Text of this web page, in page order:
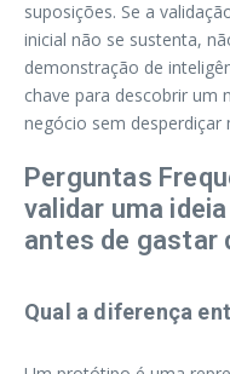
suposições. Se a
inicial não se sustenta,
demonstração de
chave para descobrir um
negócio sem desperdiçar
Perguntas
validar uma
antes de gastar
Qual a diferença